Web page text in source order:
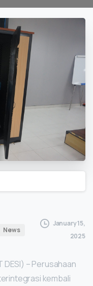
News
January 15,
2025
– Perusahaan
kembali